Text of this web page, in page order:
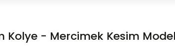
Kolye - Mercimek Kesim Model